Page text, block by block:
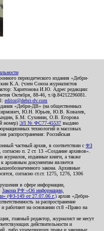
периодического издания «Дебри-
К.А. (член Союза журналистов
Харитонова И.Ю. Адрес редакции:
Октября, 88-46, т./ф.84212296081.
editor@debri-dv.com
«Дебри-ДВ» (на общественных
Ю.Н. Юрьев, Ю.В. Ковалев,
Б.М. Сухинин, О.В. Егорова
номер) ЭЛ № ФС77-45537 выдано
технологий и массовых
распространения: Российская
частный архив, в соответствии с ФЗ
, согласно п. 2 ст. 13 «Создание архивов».
журналов, изданные книги, а также
архивным документам является
закона. Архивные
согласно ст.ст. 1275, 1276, 1306
в сфере информации,
Закона РФ «Об информации,
(ФЗ-149 от 27.07.06 г.) архив «Дебри-
за распространение
работают на основании ст.8 «Право на
главный редактор, журналист не несут
действительности и
либо ущемляющих права и законные